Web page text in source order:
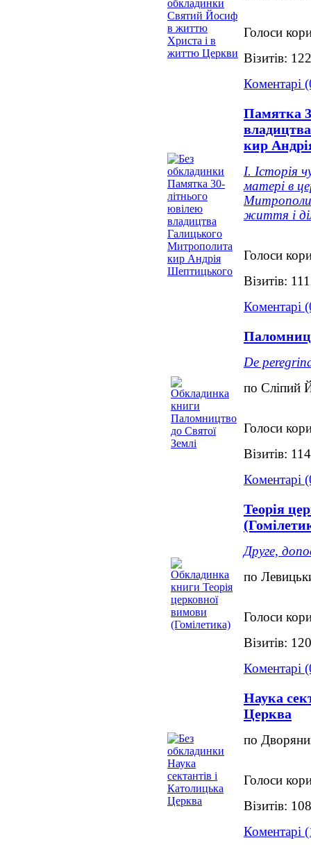
Голоси
Візитів:
Коментарі
Памятка
кир
І. Історія
матері в
життя і
Голоси
Візитів:
Коментарі
De
по Сліпий
Голоси
Візитів:
Коментарі
Теорія
Друге,
по
Голоси
Візитів:
Коментарі
Наука
Церква
по
Голоси
Візитів:
Коментарі